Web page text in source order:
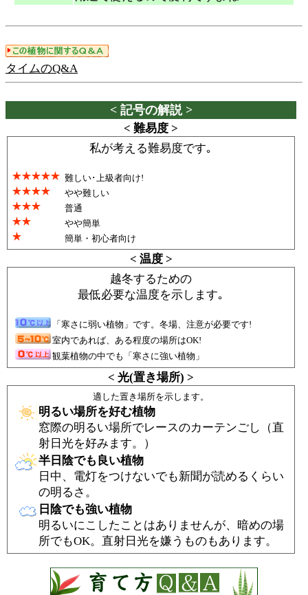
タイムのQ&A
< 記号の解説 >
< 難易度 >
私が考える難易度です｡
難しい･上級者向け!
やや難しい
普通
やや簡単
簡単・初心者向け
< 温度 >
越冬するための
最低必要な温度を示します｡
「寒さに弱い植物」です。冬場、注意が必要です!
室内であれば、ある程度の場所はOK!
観葉植物の中でも「寒さに強い植物」
< 光(置き場所) >
適した置き場所を示します。
明るい場所を好む植物
窓際の明るい場所でレースのカーテンごし（直
射日光を好みます。）
半日陰でも良い植物
日中、電灯をつけないでも新聞が読めるくらい
の明るさ。
日陰でも強い植物
明るいにこしたことはありませんが、暗めの場
所でもOK。直射日光を嫌うものもあります。